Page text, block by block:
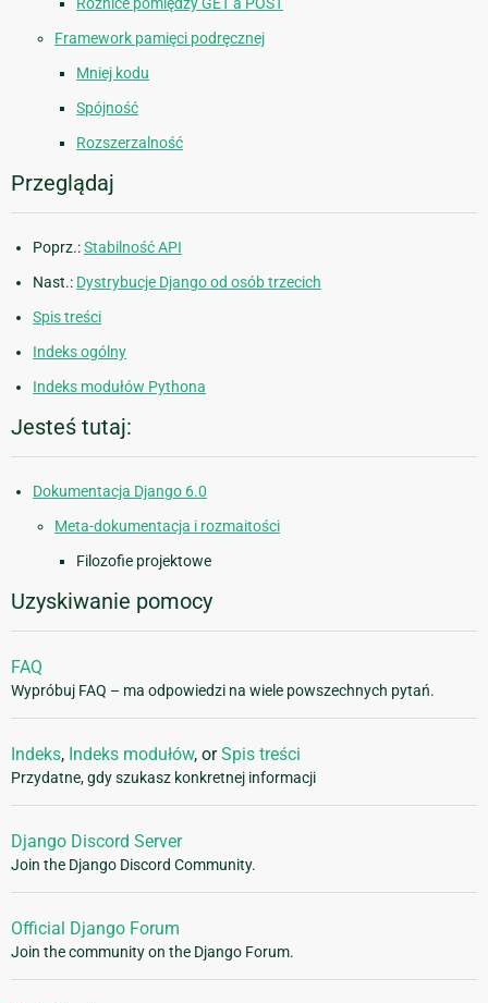
Framework pamięci podręcznej
Mniej kodu
Spójność
Rozszerzalność
Przeglądaj
Poprz.:Stabilność API
Nast.: Dystrybucje Django od osób trzecich
Spis treści
Indeks ogólny
Indeks modułów Pythona
Jesteś tutaj:
Dokumentacja Django 6.0
Meta-dokumentacja i rozmaitości
Filozofie projektowe
Uzyskiwanie pomocy
FAQ
Wypróbuj FAQ – ma odpowiedzi na wiele powszechnych pytań.
Indeks, Indeks modułów, orSpis treści
Przydatne, gdy szukasz konkretnej informacji
Django Discord Server
Join the Django Discord Community.
Official Django Forum
Join the community on the Django Forum.